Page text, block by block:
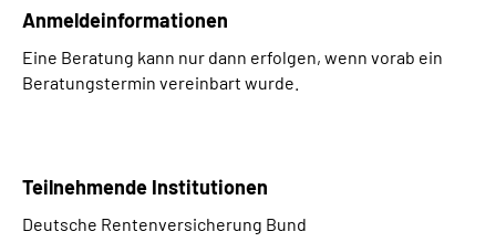
Suche
Language
Leichte Sprache
Anmeldeinformationen
Eine Beratung kann nur dann erfolgen, wenn vorab ein
Beratungstermin vereinbart wurde.
Teilnehmende Institutionen
Deutsche Rentenversicherung Bund